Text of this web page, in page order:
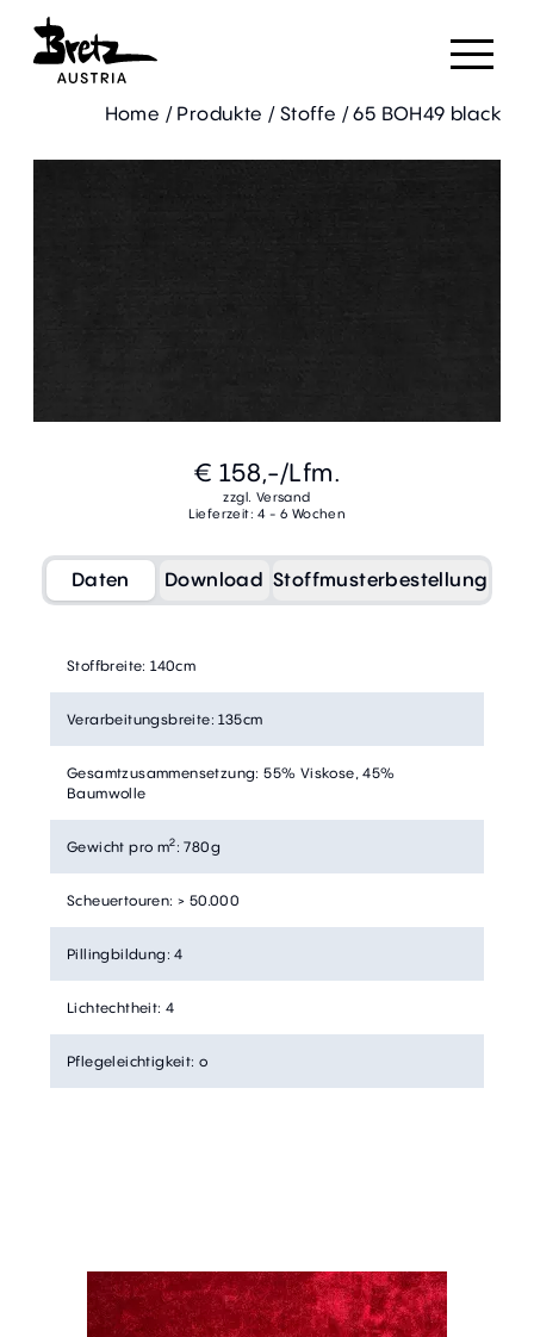
Home / Produkte / Stoffe /65 BOH49 black
€ 158,-/Lfm.
zzgl. Versand
Lieferzeit: 4 - 6 Wochen
Daten Download Stoffmusterbestellung
Stoffbreite: 140cm
Verarbeitungsbreite: 135cm
Gesamtzusammensetzung: 55% Viskose, 45%
Baumwolle
Gewicht pro m2: 780g
Scheuertouren: > 50.000
Pillingbildung: 4
Lichtechtheit: 4
Pflegeleichtigkeit: o